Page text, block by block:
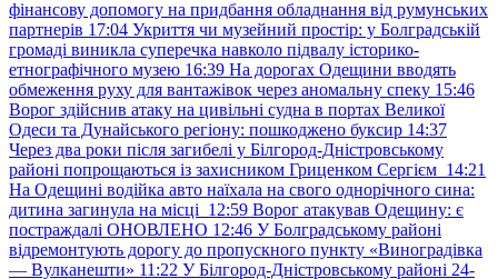
фінансову допомогу на придбання обладнання від румунських
партнерів 17:04 Укриття чи музейний простір: у Болградській
громаді виникла суперечка навколо підвалу історико-
етнографічного музею 16:39 На дорогах Одещини вводять
обмеження руху для вантажівок через аномальну спеку 15:46
Ворог здійснив атаку на цивільні судна в портах Великої
Одеси та Дунайського регіону: пошкоджено буксир 14:37
Через два роки після загибелі у Білгород-Дністровському
районі попрощаються із захисником Гриценком Сергієм 14:21
На Одещині водійка авто наїхала на свого однорічного сина:
дитина загинула на місці 12:59 Ворог атакував Одещину: є
постраждалі ОНОВЛЕНО 12:46 У Болградському районі
відремонтують дорогу до пропускного пункту «Виноградівка
— Вулканешти» 11:22 У Білгород-Дністровському районі 24-